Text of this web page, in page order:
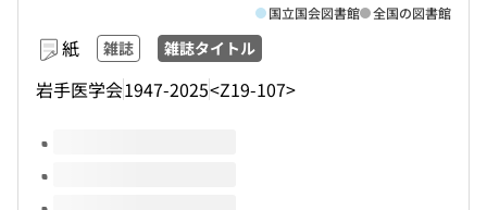
紙 雑誌 雑誌タイトル
岩手医学会1947-2025<Z19-107>
国立国会図書館 全国の図書館
このタイトルの巻号